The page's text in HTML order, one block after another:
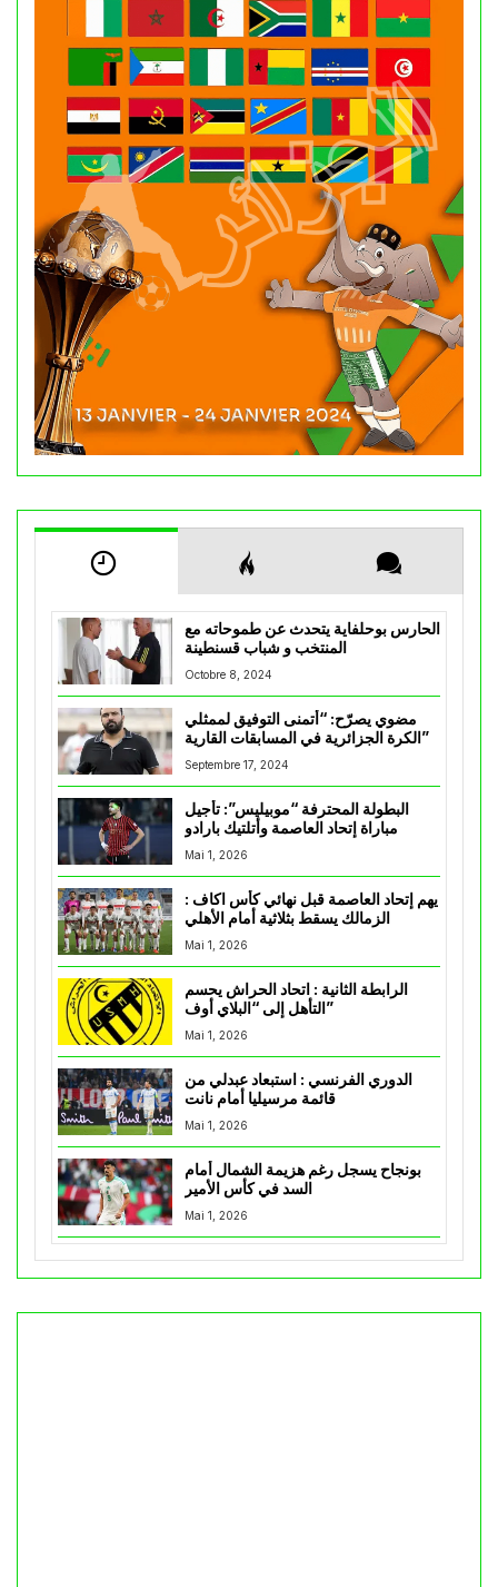
الحارس بوحلفاية يتحدث عن طموحاته مع
المنتخب و شباب قسنطينة
Octobre 8, 2024
مضوي يصرّح: “أتمنى التوفيق لممثلي
الكرة الجزائرية في المسابقات القارية”
Septembre 17, 2024
البطولة المحترفة “موبيليس”: تأجيل
مباراة إتحاد العاصمة وأتلتيك بارادو
Mai 1, 2026
يهم إتحاد العاصمة قبل نهائي كأس اكاف :
Mai 1, 2026
الرابطة الثانية : اتحاد الحراش يحسم
التأهل إلى “البلاي أوف”
Mai 1, 2026
الدوري الفرنسي : استبعاد عبدلي من
قائمة مرسيليا أمام نانت
Mai 1, 2026
بونجاح يسجل رغم هزيمة الشمال أمام
السد في كأس الأمير
Mai 1, 2026